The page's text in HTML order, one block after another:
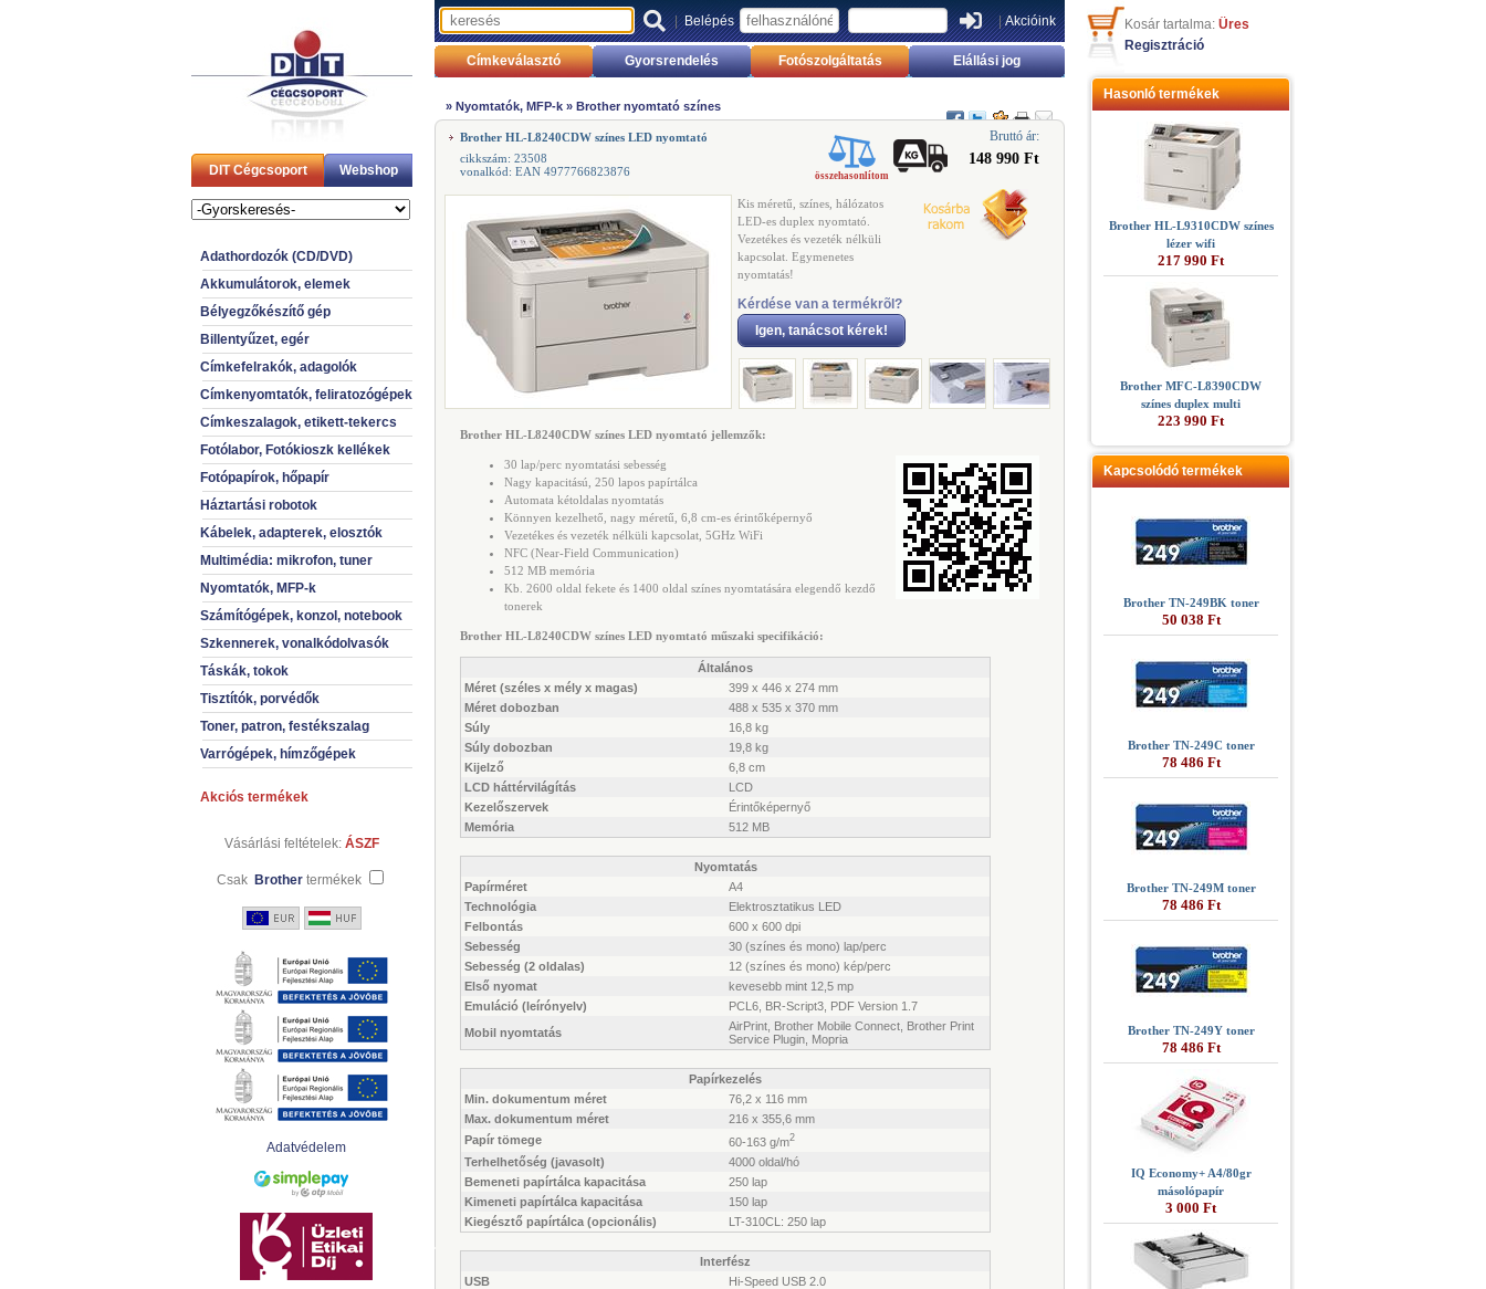
DIT Cégcsoport Webshop
Adathordozók (CD/DVD)
Akkumulátorok, elemek
Bélyegzőkészítő gép
Billentyűzet, egér
Címkefelrakók, adagolók
Címkenyomtatók, feliratozógépek
Címkeszalagok, etikett-tekercs
Fotólabor, Fotókioszk kellékek
Fotópapírok, hőpapír
Háztartási robotok
Kábelek, adapterek, elosztók
Multimédia: mikrofon, tuner
Nyomtatók, MFP-k
Számítógépek, konzol, notebook
Szkennerek, vonalkódolvasók
Táskák, tokok
Tisztítók, porvédők
Toner, patron, festékszalag
Varrógépek, hímzőgépek
Akciós termékek
Vásárlási feltételek: ÁSZF
Csak Brother termékek
Adatvédelem
|Belépés |Akcióink
Címkeválasztó Gyorsrendelés Fotószolgáltatás Elállási jog
» Nyomtatók, MFP-k » Brother nyomtató színes
Brother HL-L8240CDW színes LED nyomtató
cikkszám: 23508
vonalkód: EAN 4977766823876
összehasonlítom
Bruttó ár:
148 990 Ft
Kis méretű, színes, hálózatos
LED-es duplex nyomtató.
Vezetékes és vezeték nélküli
kapcsolat. Egymenetes
nyomtatás!
Kérdése van a termékrõl?
Igen, tanácsot kérek!
Brother HL-L8240CDW színes LED nyomtató jellemzők:
30 lap/perc nyomtatási sebesség
Nagy kapacitású, 250 lapos papírtálca
Automata kétoldalas nyomtatás
Könnyen kezelhető, nagy méretű, 6,8 cm-es érintőképernyő
Vezetékes és vezeték nélküli kapcsolat, 5GHz WiFi
NFC (Near-Field Communication)
512 MB memória
Kb. 2600 oldal fekete és 1400 oldal színes nyomtatására elegendő kezdő
tonerek
Brother HL-L8240CDW színes LED nyomtató műszaki specifikáció:
Általános
Méret (széles x mély x magas)
399 x 446 x 274 mm
Méret dobozban
488 x 535 x 370 mm
Súly
16,8 kg
Súly dobozban
19,8 kg
Kijelző
6,8 cm
LCD háttérvilágítás
LCD
Kezelőszervek
Érintőképernyő
Memória
512 MB
Nyomtatás
Papírméret
A4
Technológia
Elektrosztatikus LED
Felbontás
600 x 600 dpi
Sebesség
30 (színes és mono) lap/perc
Sebesség (2 oldalas)
12 (színes és mono) kép/perc
Első nyomat
kevesebb mint 12,5 mp
Emuláció (leírónyelv)
PCL6, BR-Script3, PDF Version 1.7
Mobil nyomtatás
AirPrint, Brother Mobile Connect, Brother Print
Service Plugin, Mopria
Papírkezelés
Min. dokumentum méret
76,2 x 116 mm
Max. dokumentum méret
216 x 355,6 mm
Papír tömege
60-163 g/m2
Terhelhetőség (javasolt)
4000 oldal/hó
Bemeneti papírtálca kapacitása
250 lap
Kimeneti papírtálca kapacitása
150 lap
Kiegésztő papírtálca (opcionális)
LT-310CL: 250 lap
Interfész
USB
Hi-Speed USB 2.0
Kosár tartalma: Üres
Regisztráció
Hasonló termékek
Brother HL-L9310CDW színes
lézer wifi
217 990 Ft
Brother MFC-L8390CDW
színes duplex multi
223 990 Ft
Kapcsolódó termékek
Brother TN-249BK toner
50 038 Ft
Brother TN-249C toner
78 486 Ft
Brother TN-249M toner
78 486 Ft
Brother TN-249Y toner
78 486 Ft
IQ Economy+ A4/80gr
másolópapír
3 000 Ft